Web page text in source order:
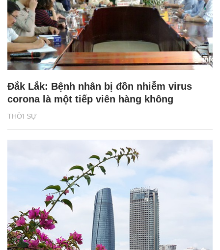
THỜI SỰ
Đắk Lắk: Bệnh nhân bị đồn nhiễm virus
corona là một tiếp viên hàng không